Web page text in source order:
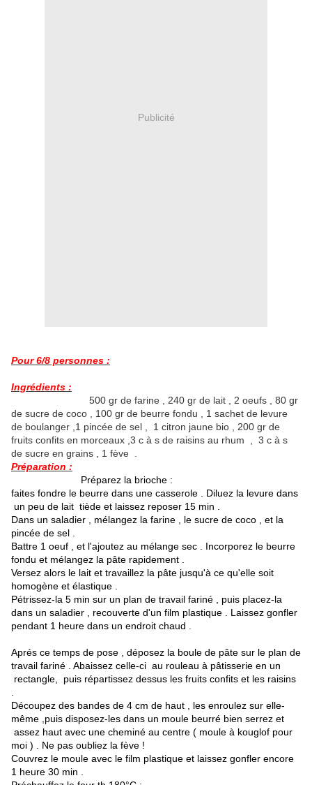
Publicité
Pour 6/8 personnes :
Ingrédients :
500 gr de farine , 240 gr de lait , 2 oeufs , 80 gr
de sucre de coco , 100 gr de beurre fondu , 1 sachet de levure
de boulanger ,1 pincée de sel , 1 citron jaune bio , 200 gr de
fruits confits en morceaux ,3 c à s de raisins au rhum , 3 c à s
de sucre en grains , 1 fève .
Préparation :
Préparez la brioche :
faites fondre le beurre dans une casserole . Diluez la levure dans
un peu de lait tiède et laissez reposer 15 min .
Dans un saladier , mélangez la farine , le sucre de coco , et la
pincée de sel .
Battre 1 oeuf , et l'ajoutez au mélange sec . Incorporez le beurre
fondu et mélangez la pâte rapidement .
Versez alors le lait et travaillez la pâte jusqu'à ce qu'elle soit
homogène et élastique .
Pétrissez-la 5 min sur un plan de travail fariné , puis placez-la
dans un saladier , recouverte d'un film plastique . Laissez gonfler
pendant 1 heure dans un endroit chaud .
Aprés ce temps de pose , déposez la boule de pâte sur le plan de
travail fariné . Abaissez celle-ci au rouleau à pâtisserie en un
rectangle, puis répartissez dessus les fruits confits et les raisins
Découpez des bandes de 4 cm de haut , les enroulez sur elle-
même ,puis disposez-les dans un moule beurré bien serrez et
assez haut avec une cheminé au centre ( moule à kouglof pour
moi ) . Ne pas oubliez la fève !
Couvrez le moule avec le film plastique et laissez gonfler encore
1 heure 30 min .